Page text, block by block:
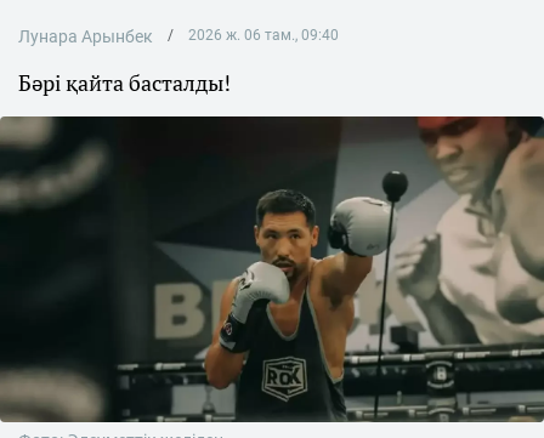
Лунара Арынбек 2026 ж. 06 там., 09:40
Бәрі қайта басталды!